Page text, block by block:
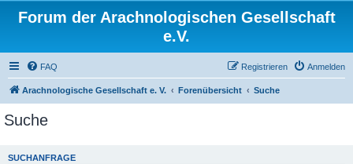
Forum der Arachnologischen Gesellschaft
e.V.
FAQ Anmelden
Registrieren
Arachnologische Gesellschaft e. V. Forenübersicht Suche
Suche
SUCHANFRAGE